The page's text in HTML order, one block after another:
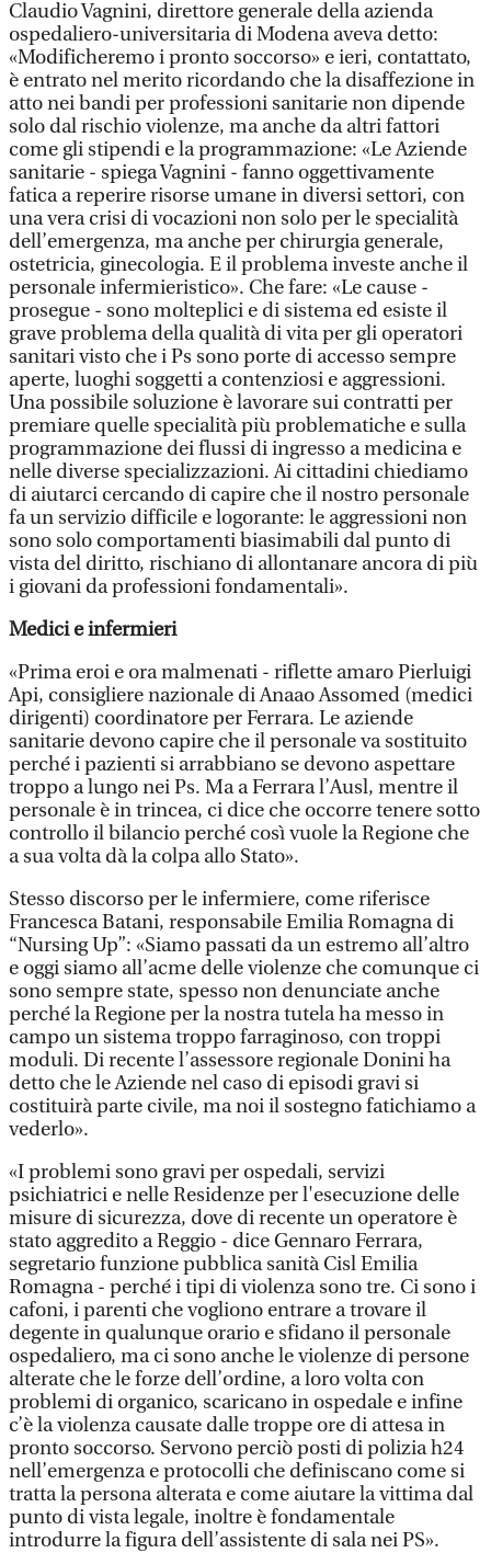
Claudio Vagnini, direttore generale della azienda
ospedaliero-universitaria di Modena aveva detto:
«Modificheremo i pronto soccorso» e ieri, contattato,
è entrato nel merito ricordando che la disaffezione in
atto nei bandi per professioni sanitarie non dipende
solo dal rischio violenze, ma anche da altri fattori
come gli stipendi e la programmazione: «Le Aziende
sanitarie - spiega Vagnini - fanno oggettivamente
fatica a reperire risorse umane in diversi settori, con
una vera crisi di vocazioni non solo per le specialità
dell’emergenza, ma anche per chirurgia generale,
ostetricia, ginecologia. E il problema investe anche il
personale infermieristico». Che fare: «Le cause -
prosegue - sono molteplici e di sistema ed esiste il
grave problema della qualità di vita per gli operatori
sanitari visto che i Ps sono porte di accesso sempre
aperte, luoghi soggetti a contenziosi e aggressioni.
Una possibile soluzione è lavorare sui contratti per
premiare quelle specialità più problematiche e sulla
programmazione dei flussi di ingresso a medicina e
nelle diverse specializzazioni. Ai cittadini chiediamo
di aiutarci cercando di capire che il nostro personale
fa un servizio difficile e logorante: le aggressioni non
sono solo comportamenti biasimabili dal punto di
vista del diritto, rischiano di allontanare ancora di più
i giovani da professioni fondamentali».
Medici e infermieri
«Prima eroi e ora malmenati - riflette amaro Pierluigi
Api, consigliere nazionale di Anaao Assomed (medici
dirigenti) coordinatore per Ferrara. Le aziende
sanitarie devono capire che il personale va sostituito
perché i pazienti si arrabbiano se devono aspettare
troppo a lungo nei Ps. Ma a Ferrara l’Ausl, mentre il
personale è in trincea, ci dice che occorre tenere sotto
controllo il bilancio perché così vuole la Regione che
a sua volta dà la colpa allo Stato».
Stesso discorso per le infermiere, come riferisce
Francesca Batani, responsabile Emilia Romagna di
“Nursing Up”: «Siamo passati da un estremo all’altro
e oggi siamo all’acme delle violenze che comunque ci
sono sempre state, spesso non denunciate anche
perché la Regione per la nostra tutela ha messo in
campo un sistema troppo farraginoso, con troppi
moduli. Di recente l’assessore regionale Donini ha
detto che le Aziende nel caso di episodi gravi si
costituirà parte civile, ma noi il sostegno fatichiamo a
vederlo».
«I problemi sono gravi per ospedali, servizi
psichiatrici e nelle Residenze per l'esecuzione delle
misure di sicurezza, dove di recente un operatore è
stato aggredito a Reggio - dice Gennaro Ferrara,
segretario funzione pubblica sanità Cisl Emilia
Romagna - perché i tipi di violenza sono tre. Ci sono i
cafoni, i parenti che vogliono entrare a trovare il
degente in qualunque orario e sfidano il personale
ospedaliero, ma ci sono anche le violenze di persone
alterate che le forze dell’ordine, a loro volta con
problemi di organico, scaricano in ospedale e infine
c’è la violenza causate dalle troppe ore di attesa in
pronto soccorso. Servono perciò posti di polizia h24
nell’emergenza e protocolli che definiscano come si
tratta la persona alterata e come aiutare la vittima dal
punto di vista legale, inoltre è fondamentale
introdurre la figura dell’assistente di sala nei PS».